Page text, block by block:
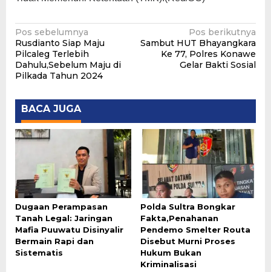
Navigasi
pos
Pos sebelumnya
Rusdianto Siap Maju
Pilcaleg Terlebih
Dahulu,Sebelum Maju di
Pilkada Tahun 2024
Pos berikutnya
Sambut HUT Bhayangkara
Ke 77, Polres Konawe
Gelar Bakti Sosial
BACA JUGA
Dugaan Perampasan
Tanah Legal: Jaringan
Mafia Puuwatu Disinyalir
Bermain Rapi dan
Sistematis
Polda Sultra Bongkar
Fakta,Penahanan
Pendemo Smelter Routa
Disebut Murni Proses
Hukum Bukan
Kriminalisasi